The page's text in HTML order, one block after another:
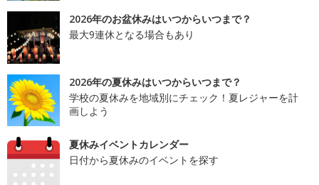
2026年のお盆休みはいつからいつまで？
最大9連休となる場合もあり
2026年の夏休みはいつからいつまで？
学校の夏休みを地域別にチェック！夏レジャーを計
画しよう
夏休みイベントカレンダー
日付から夏休みのイベントを探す